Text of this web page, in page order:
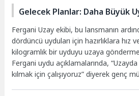
Gelecek Planlar: Daha Büyük
Fergani Uzay ekibi, bu lansmanın
dördüncü uyduları için hazırlıklara hız
kilogramlık bir uyduyu uzaya
Fergani uydu açıklamalarında, “Uzayda
kılmak için çalışıyoruz” diyerek genç